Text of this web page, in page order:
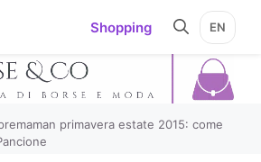
Shopping EN
primavera estate 2015: come